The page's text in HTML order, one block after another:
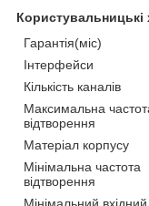
Користувальницькі
Гарантія(міс)
Інтерфейси
Кількість каналів
Максимальна
відтворення
Матеріал корпусу
Мінімальна частота
відтворення
Мінімальний вхідний